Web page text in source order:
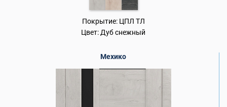
Покрытие: ЦПЛ ТЛ
Цвет: Дуб снежный
Мехико